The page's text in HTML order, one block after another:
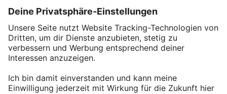
Service
Über DEPOT
Kontakt